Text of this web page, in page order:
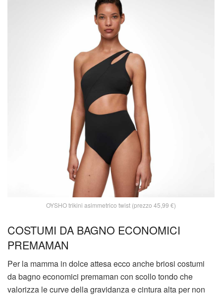
OYSHO trikini asimmetrico twist (prezzo 45,99 €)
COSTUMI DA BAGNO ECONOMICI
PREMAMAN
Per la mamma in dolce attesa ecco anche briosi costumi
da bagno economici premaman con scollo tondo che
valorizza le curve della gravidanza e cintura alta per non